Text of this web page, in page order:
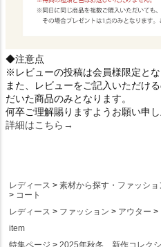
◆注意点
※レビューの投稿は会員様限定とな
また、レビューをご記入いただけ
だいた商品のみとなります。
何卒ご理解賜りますようお願い申
詳細はこちら→
レディース 素材から探す・ファッショ
コート
レディース
ファッション アウター
item